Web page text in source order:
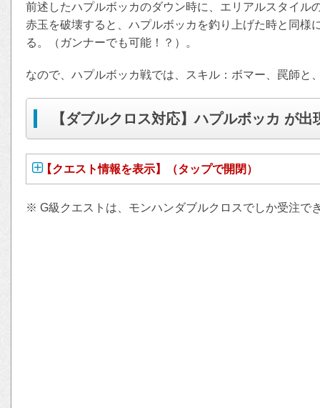
前述したハプルボッカのダウン時に、エリアルスタイル
赤玉を破壊すると、ハプルボッカを釣り上げた時と同様
る。（ガンナーでも可能！？）。
なので、ハプルボッカ戦では、スキル：ボマー、罠師と
【ダブルクロス対応】ハプルボッカ が
【クエスト情報を表示】（タップで開閉）
※ G級クエストは、モンハンダブルクロスでしか受注で